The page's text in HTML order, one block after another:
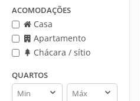
ACOMODAÇÕES
Casa
Apartamento
Chácara / sítio
QUARTOS
Quartos
Quartos